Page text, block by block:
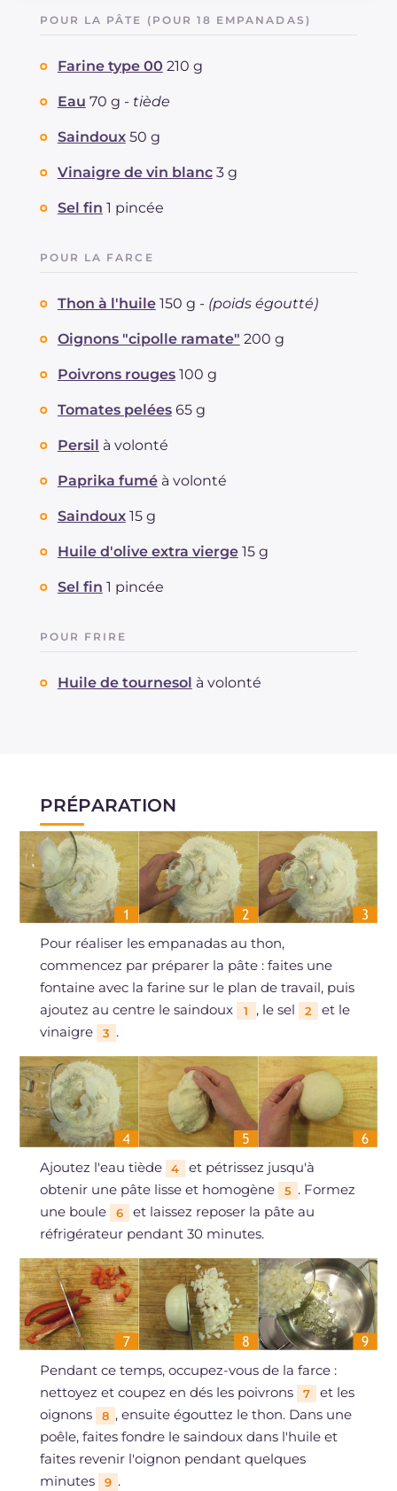
Graisses
dont acides gras saturés
Cholestérol
Sodium
POUR LA PÂTE (POUR 18 EMPANADAS)
Farine type 00 210 g
Eau 70 g - tiède
Saindoux 50 g
Vinaigre de vin blanc 3 g
Sel fin 1 pincée
POUR LA FARCE
Thon à l'huile 150 g - (poids égoutté)
Oignons "cipolle ramate" 200 g
Poivrons rouges 100 g
Tomates pelées 65 g
Persil à volonté
Paprika fumé à volonté
Saindoux 15 g
Huile d'olive extra vierge 15 g
Sel fin 1 pincée
POUR FRIRE
Huile de tournesol à volonté
PRÉPARATION
Pour réaliser les empanadas au thon,
commencez par préparer la pâte : faites une
fontaine avec la farine sur le plan de travail, puis
ajoutez au centre le saindoux
1 , le sel 2
et le
vinaigre
3 .
Ajoutez l'eau tiède 4
et pétrissez jusqu'à
obtenir une pâte lisse et homogène
5 . Formez
une boule
6
et laissez reposer la pâte au
réfrigérateur pendant 30 minutes.
Pendant ce temps, occupez-vous de la farce :
nettoyez et coupez en dés les poivrons
7
et les
oignons
8 , ensuite égouttez le thon. Dans une
poêle, faites fondre le saindoux dans l'huile et
faites revenir l'oignon pendant quelques
minutes
9 .